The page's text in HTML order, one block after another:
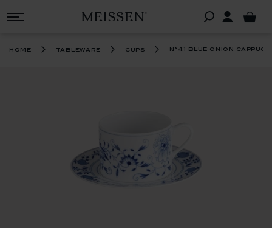
home tableware cups n°41 blue onion